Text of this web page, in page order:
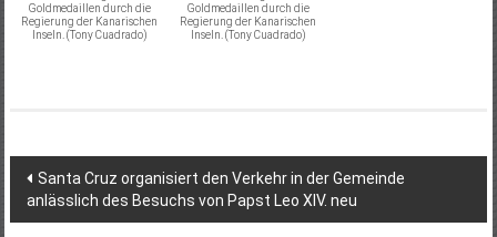
Goldmedaillen durch die
Regierung der Kanarischen
Inseln. (Tony Cuadrado)
Goldmedaillen durch die
Regierung der Kanarischen
Inseln. (Tony Cuadrado)
Beitragsnavigation
Santa Cruz organisiert den Verkehr in der Gemeinde
anlässlich des Besuchs von Papst Leo XIV. neu